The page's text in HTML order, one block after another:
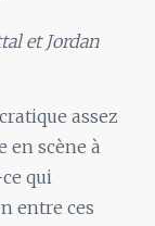
et Jordan
assez
en scène à
qui
entre ces